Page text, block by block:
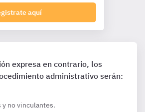
aquí
expresa en contrario, los
administrativo serán:
y no vinculantes.